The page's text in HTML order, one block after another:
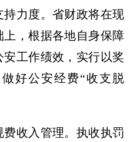
力度。省财政将在现
，根据各地自身保障
工作绩效，实行以奖
好公安经费“收支脱
收入管理。执收执罚